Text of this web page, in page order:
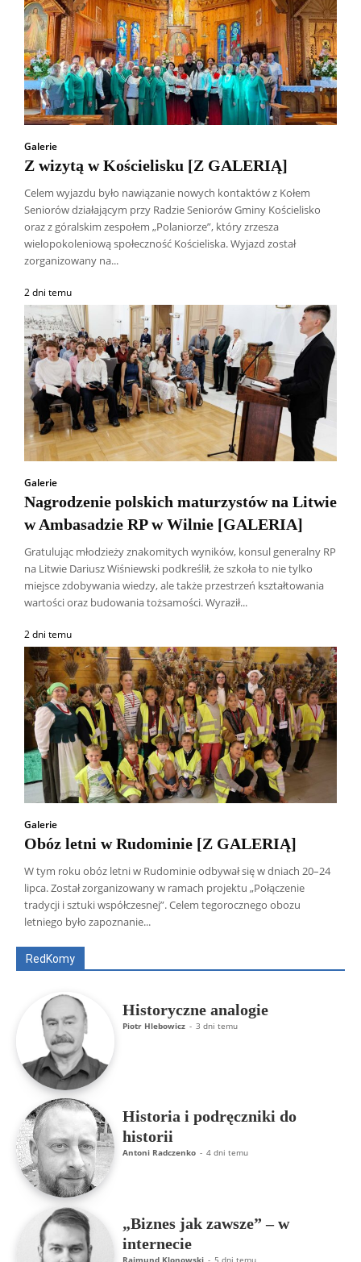
Galerie
Z wizytą w Kościelisku [Z GALERIĄ]
Celem wyjazdu było nawiązanie nowych kontaktów z Kołem
Seniorów działającym przy Radzie Seniorów Gminy Kościelisko
oraz z góralskim zespołem „Polaniorze”, który zrzesza
wielopokoleniową społeczność Kościeliska. Wyjazd został
zorganizowany na...
2 dni temu
Galerie
Nagrodzenie polskich maturzystów na Litwie
w Ambasadzie RP w Wilnie [GALERIA]
Gratulując młodzieży znakomitych wyników, konsul generalny RP
na Litwie Dariusz Wiśniewski podkreślił, że szkoła to nie tylko
miejsce zdobywania wiedzy, ale także przestrzeń kształtowania
wartości oraz budowania tożsamości. Wyraził...
2 dni temu
Galerie
Obóz letni w Rudominie [Z GALERIĄ]
W tym roku obóz letni w Rudominie odbywał się w dniach 20–24
lipca. Został zorganizowany w ramach projektu „Połączenie
tradycji i sztuki współczesnej”. Celem tegorocznego obozu
letniego było zapoznanie...
RedKomy
Wszyscy Aleksander Borowik
Antoni Radczenko
Artur Płokszto
Grzegorz Górny
ks. Jarosław Wąsowicz SDB
Historyczne analogie
Piotr Hlebowicz - 3 dni temu
Historia i podręczniki do
historii
Antoni Radczenko - 4 dni temu
„Biznes jak zawsze” – w
internecie
Rajmund Klonowski - 5 dni temu